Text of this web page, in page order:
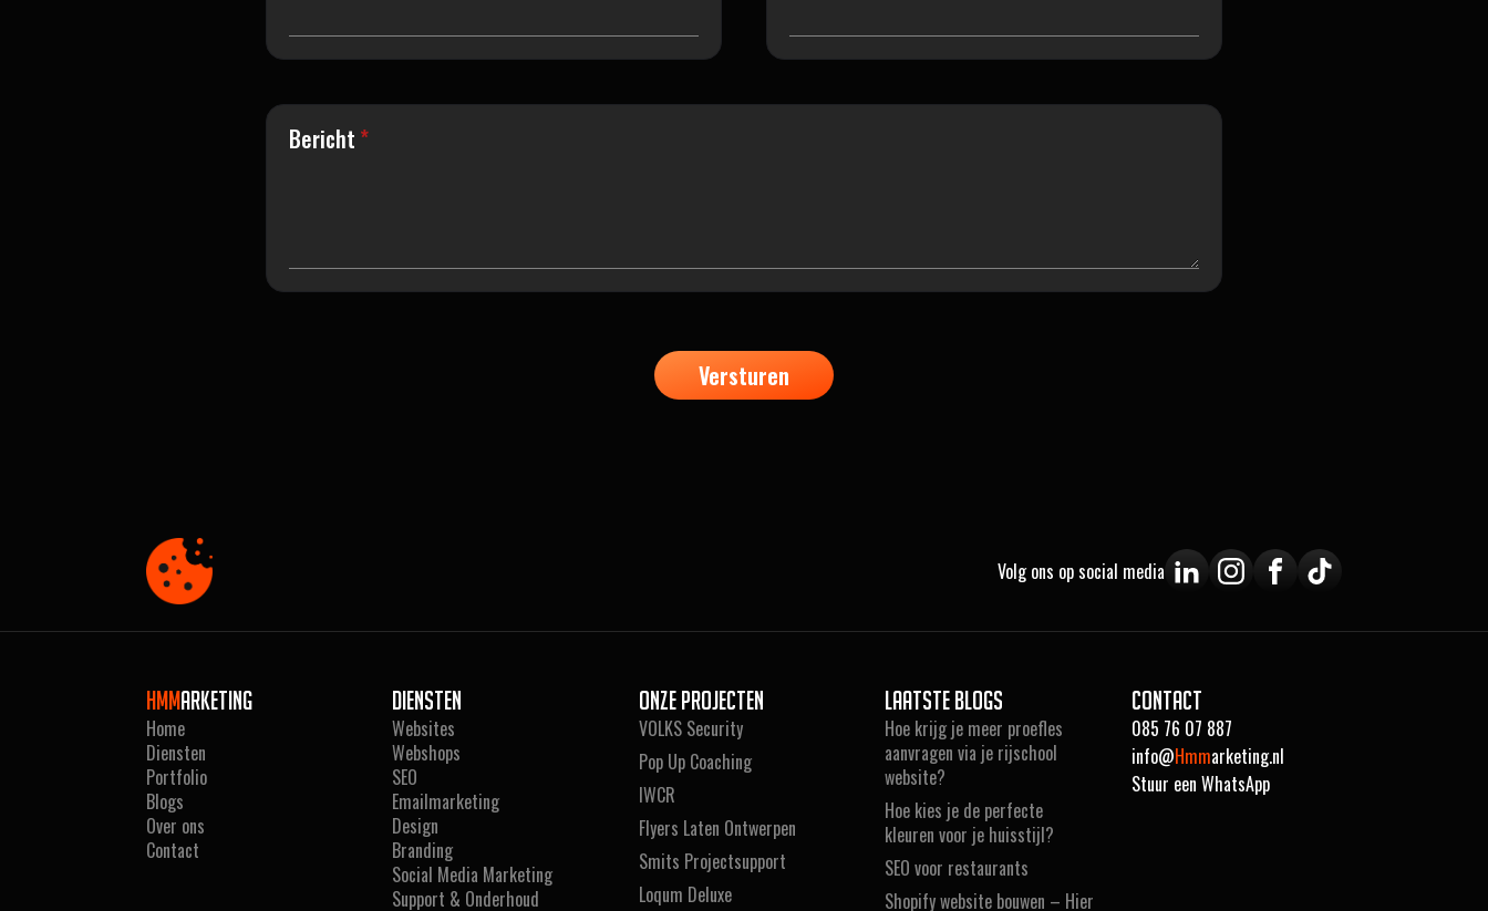
Bericht *
Versturen
Volg ons op social media
Hmmarketing
Home
Diensten
Portfolio
Blogs
Over ons
Contact
Diensten
Websites
Webshops
SEO
Emailmarketing
Design
Branding
Social Media Marketing
Support & Onderhoud
Onze projecten
VOLKS Security
Pop Up Coaching
IWCR
Flyers Laten Ontwerpen
Smits Projectsupport
Loqum Deluxe
Laatste blogs
Hoe krijg je meer proefles
aanvragen via je rijschool
website?
Hoe kies je de perfecte
kleuren voor je huisstijl?
SEO voor restaurants
Shopify website bouwen – Hier
Contact
085 76 07 887
info@Hmmarketing.nl
Stuur een WhatsApp